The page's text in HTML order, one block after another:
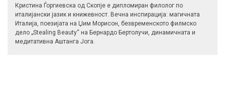
Кристина Ѓоргиевска од Скопје е дипломиран филолог по
италијански јазик и книжевност. Вечна инспирација: магичната
Италија, поезијата на Џим Морисон, безвременското филмско
дело „Stealing Beauty“ на Бернардо Бертолучи, динамичната и
медитативна Аштанга Јога.